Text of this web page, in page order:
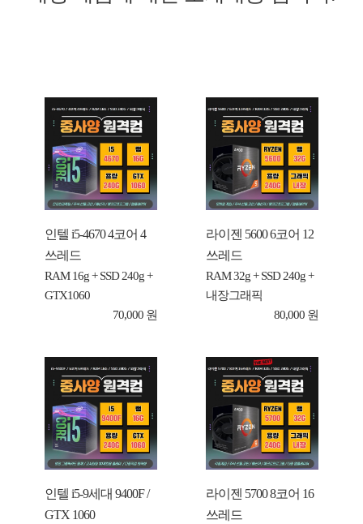
인텔 i5-4670 4코어 4
쓰레드
RAM 16g + SSD 240g +
GTX1060
70,000 원
라이젠 5600 6코어 12
쓰레드
RAM 32g + SSD 240g +
내장그래픽
80,000 원
인텔 i5-9세대 9400F /
GTX 1060
라이젠 5700 8코어 16
쓰레드